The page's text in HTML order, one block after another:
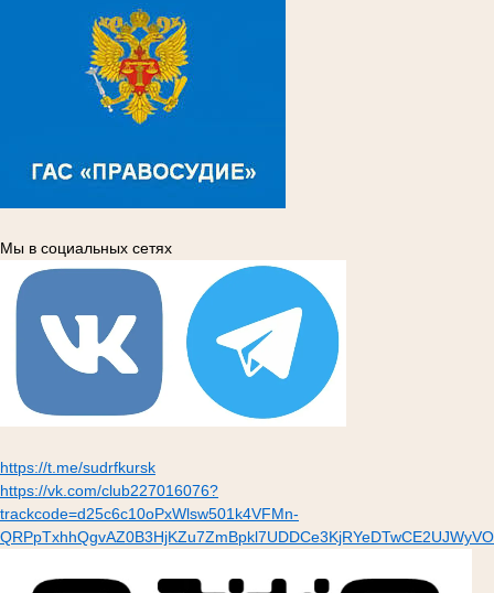
Мы в социальных сетях
https://t.me/sudrfkursk
https://vk.com/club227016076?
trackcode=d25c6c10oPxWlsw501k4VFMn-